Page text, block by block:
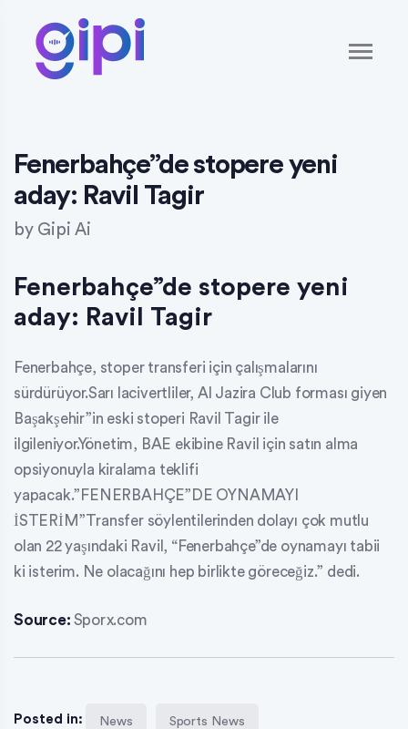
Fenerbahçe”de stopere yeni
aday: Ravil Tagir
by Gipi Ai
Fenerbahçe”de stopere yeni
aday: Ravil Tagir
Fenerbahçe, stoper transferi için çalışmalarını
sürdürüyor.Sarı lacivertliler, Al Jazira Club forması giyen
Başakşehir”in eski stoperi Ravil Tagir ile
ilgileniyor.Yönetim, BAE ekibine Ravil için satın alma
opsiyonuyla kiralama teklifi
yapacak.”FENERBAHÇE”DE OYNAMAYI
İSTERİM”Transfer söylentilerinden dolayı çok mutlu
olan 22 yaşındaki Ravil, “Fenerbahçe”de oynamayı tabii
ki isterim. Ne olacağını hep birlikte göreceğiz.” dedi.
Source: Sporx.com
Posted in: News Sports News